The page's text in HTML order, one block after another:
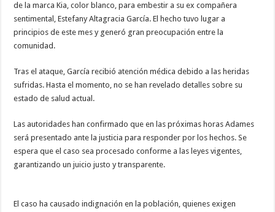
de la marca Kia, color blanco, para embestir a su ex compañera
sentimental, Estefany Altagracia García. El hecho tuvo lugar a
principios de este mes y generó gran preocupación entre la
comunidad.
Tras el ataque, García recibió atención médica debido a las heridas
sufridas. Hasta el momento, no se han revelado detalles sobre su
estado de salud actual.
Las autoridades han confirmado que en las próximas horas Adames
será presentado ante la justicia para responder por los hechos. Se
espera que el caso sea procesado conforme a las leyes vigentes,
garantizando un juicio justo y transparente.
El caso ha causado indignación en la población, quienes exigen